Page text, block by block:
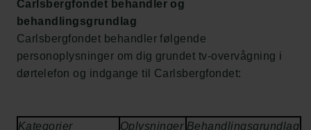
Carlsbergfondet behandler og
behandlingsgrundlag
Carlsbergfondet behandler følgende
personoplysninger om dig grundet tv-overvågning i
dørtelefon og indgange til Carlsbergfondet:
Kategorier Oplysninger Behandlingsgrundlag